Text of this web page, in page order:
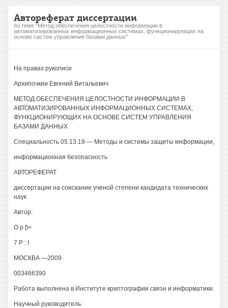
Автореферат диссертации
по теме "Метод обеспечения целостности информации в
автоматизированных информационных системах, функционирующих на
основе систем управления базами данных"
На правах рукописи
Архипочкии Евгений Витальевич
МЕТОД ОБЕСПЕЧЕНИЯ ЦЕЛОСТНОСТИ ИНФОРМАЦИИ В
АВТОМАТИЗИРОВАННЫХ ИНФОРМАЦИОННЫХ СИСТЕМАХ,
ФУНКЦИОНИРУЮЩИХ НА ОСНОВЕ СИСТЕМ УПРАВЛЕНИЯ
БАЗАМИ ДАННЫХ
Специальность 05.13.19 — Методы и системы защиты информации,
информационная безопасность
АВТОРЕФЕРАТ
диссертации на соискание ученой степени кандидата технических
наук
Автор:
О р [\<
7 Р : I
МОСКВА —2009
003466390
Работа выполнена в Институте криптографии связи и информатики.
Научный руководитель: